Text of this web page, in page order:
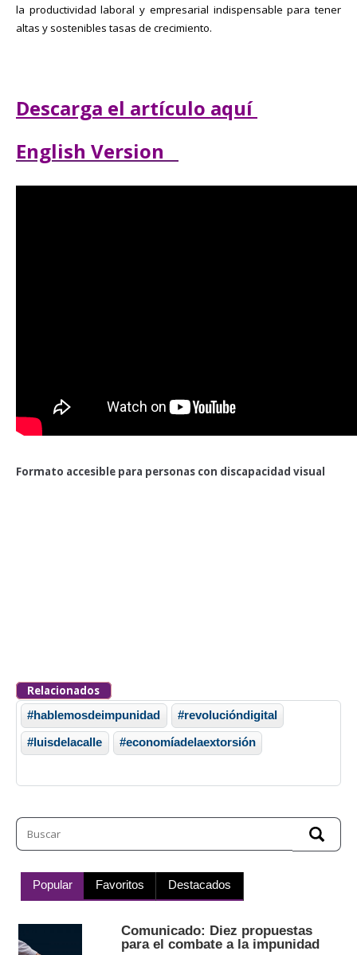
la productividad laboral y empresarial indispensable para tener
altas y sostenibles tasas de crecimiento.
Descarga el artículo aquí
English Version
Formato accesible para personas con discapacidad visual
Relacionados
#hablemosdeimpunidad #revolucióndigital
#luisdelacalle #economíadelaextorsión
Popular Favoritos Destacados
Comunicado: Diez propuestas
para el combate a la impunidad